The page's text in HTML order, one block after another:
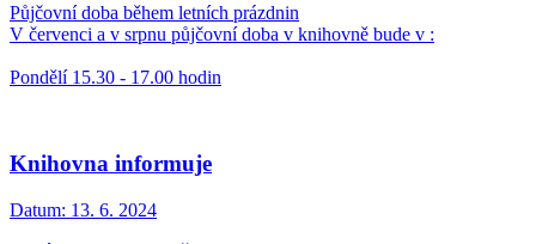
Půjčovní doba během letních prázdnin
V červenci a v srpnu půjčovní doba v knihovně bude v :
Pondělí 15.30 - 17.00 hodin
Knihovna informuje
Datum: 13. 6. 2024